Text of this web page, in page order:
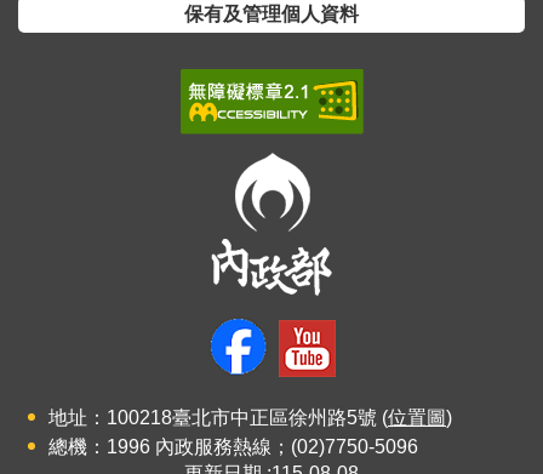
常
保有及管理個人資料
地址：100218臺北市中正區徐州路5號 (位置圖)
總機：1996 內政服務熱線；(02)7750-5096